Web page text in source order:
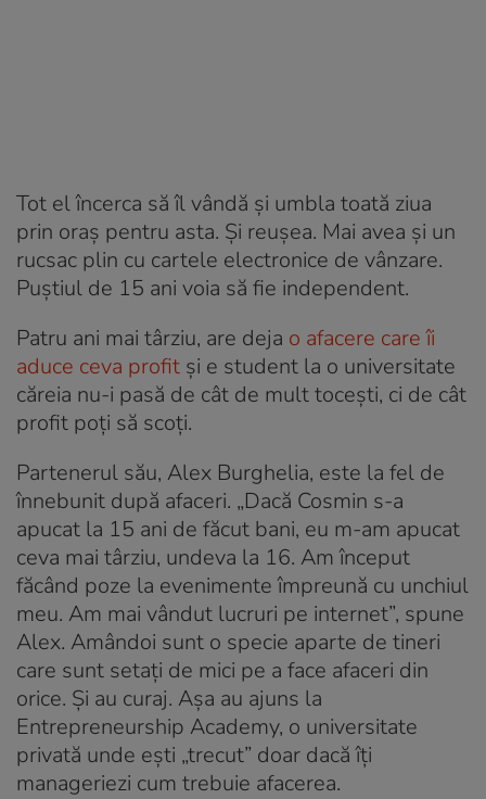
Tot el încerca să îl vândă și umbla toată ziua
prin oraș pentru asta. Și reușea. Mai avea și un
rucsac plin cu cartele electronice de vânzare.
Puștiul de 15 ani voia să fie independent.
Patru ani mai târziu, are deja o afacere care îi
aduce ceva profit și e student la o universitate
căreia nu-i pasă de cât de mult tocești, ci de cât
profit poți să scoți.
Partenerul său, Alex Burghelia, este la fel de
înnebunit după afaceri. „Dacă Cosmin s-a
apucat la 15 ani de făcut bani, eu m-am apucat
ceva mai târziu, undeva la 16. Am început
făcând poze la evenimente împreună cu unchiul
meu. Am mai vândut lucruri pe internet”, spune
Alex. Amândoi sunt o specie aparte de tineri
care sunt setați de mici pe a face afaceri din
orice. Și au curaj. Așa au ajuns la
Entrepreneurship Academy, o universitate
privată unde ești „trecut” doar dacă îți
manageriezi cum trebuie afacerea.